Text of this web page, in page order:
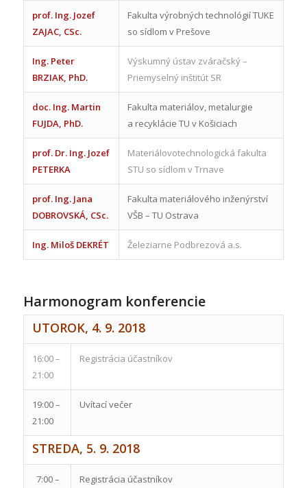
prof. Ing. Jozef
ZAJAC, CSc.
Fakulta výrobných technológií TUKE
so sídlom v Prešove
Ing. Peter
BRZIAK, PhD.
Výskumný ústav zváračský –
Priemyselný inštitút SR
doc. Ing. Martin
FUJDA, PhD.
Fakulta materiálov, metalurgie
a recyklácie TU v Košiciach
prof. Dr. Ing. Jozef
PETERKA
Materiálovotechnologická fakulta
STU so sídlom v Trnave
prof. Ing. Jana
DOBROVSKÁ, CSc.
Fakulta materiálového inženýrství
VŠB – TU Ostrava
Ing. Miloš DEKRÉT Železiarne Podbrezová a.s.
Harmonogram konferencie
UTOROK, 4. 9. 2018
16:00 –
21:00
Registrácia účastníkov
19:00 –
21:00
Uvítací večer
STREDA, 5. 9. 2018
7:00 –
Registrácia účastníkov